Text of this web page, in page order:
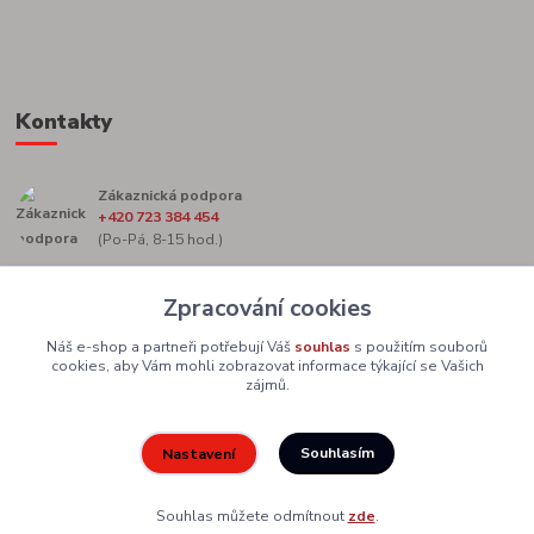
Kontakty
Zákaznická podpora
+420 723 384 454
(Po-Pá, 8-15 hod.)
Upravit sběr cookies.
Vytvořeno na Eshop-rychle.cz
Zpracování cookies
Náš e-shop a partneři potřebují Váš souhlas s použitím souborů
cookies, aby Vám mohli zobrazovat informace týkající se Vašich
zájmů.
Nastavení Souhlasím
Souhlas můžete odmítnout zde.